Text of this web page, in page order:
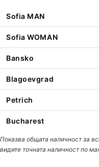
Sofia MAN
Sofia WOMAN
Bansko
Blagoevgrad
Petrich
Bucharest
Показва общата наличност за
видите точната наличност по